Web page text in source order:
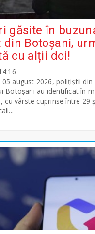
găsite în
din Botoșani,
cu alții doi!
05 august 2026, polițiștii din
Botoșani au identificat în
cu vârste cuprinse între 29